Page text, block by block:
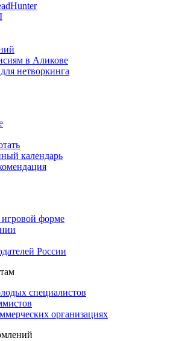
в Аликове
нетворкинга
календарь
форме
России
специалистов
организациях